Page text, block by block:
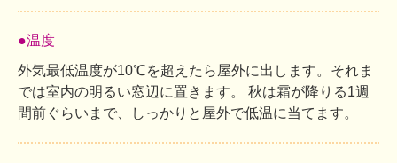
●温度
外気最低温度が10℃を超えたら屋外に出します。それま
では室内の明るい窓辺に置きます。 秋は霜が降りる1週
間前ぐらいまで、しっかりと屋外で低温に当てます。